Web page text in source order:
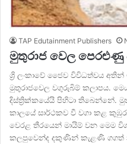
TAP Edutainment Publishers
මුතුරාජ වෙල පෙරළුණු
ශ්‍රි ලංකාවේ ජෛව විවිධත්වය අතින්
මුතුරාජවෙල වගුරුබිම් කලාපය.
දිස්ත්‍රික්කයේයි පිහිටා තිබෙන්නේ.
කාලයේ සාර්ථකව වී වගා කළ
වෙරළ තීරයෙන් මායිම් වන මෙම
කලපුවෙන්ද දකුණින් කැළණි ගගත්